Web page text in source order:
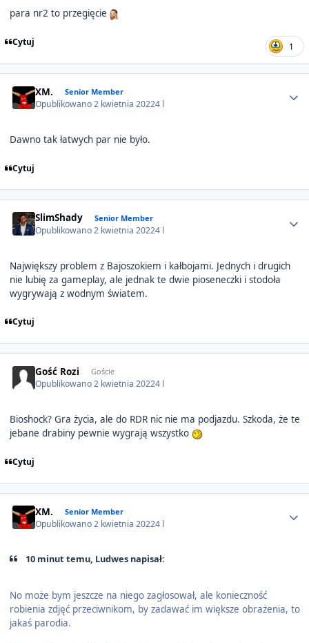
para nr2 to przegięcie
Cytuj 1
XM. Senior Member
Opublikowano2 kwietnia 20224 l
Dawno tak łatwych par nie było.
Cytuj
SlimShady Senior Member
Opublikowano2 kwietnia 20224 l
Największy problem z Bajoszokiem i kałbojami. Jednych i drugich
nie lubię za gameplay, ale jednak te dwie pioseneczki i stodoła
wygrywają z wodnym światem.
Cytuj
Gość Rozi Goście
Opublikowano2 kwietnia 20224 l
Bioshock? Gra życia, ale do RDR nic nie ma podjazdu. Szkoda, że te
jebane drabiny pewnie wygrają wszystko
Cytuj
XM. Senior Member
Opublikowano2 kwietnia 20224 l
10 minut temu, Ludwes napisał:
No może bym jeszcze na niego zagłosował, ale konieczność
robienia zdjęć przeciwnikom, by zadawać im większe obrażenia, to
jakaś parodia.